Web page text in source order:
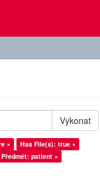
Vykonat
×
Has File(s): true ×
Předmět: patient ×